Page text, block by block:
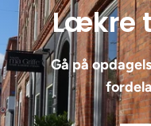
Lækre
Gå på